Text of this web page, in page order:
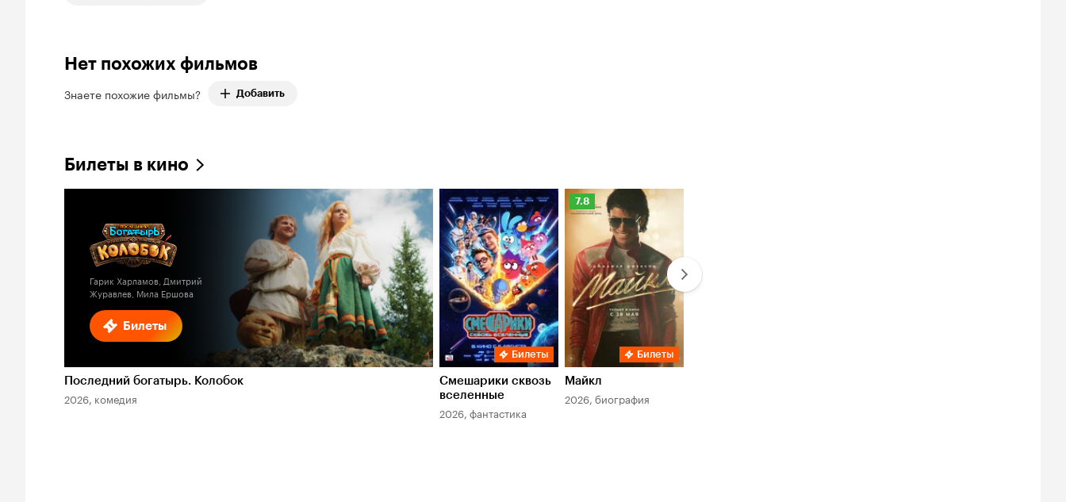
Нет похожих фильмов
Знаете похожие фильмы? Добавить
Билеты в кино
Билеты
Гарик Харламов, Дмитрий
Журавлев, Мила Ершова
Последний богатырь. Колобок
2026, комедия
Билеты
Смешарики сквозь
вселенные
2026, фантастика
Рейтинг
Кинопоиска
7.8
Билеты
Майкл
2026, биография